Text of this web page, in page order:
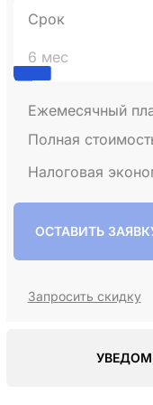
Срок
6 мес
Ежемесячный
Полная
Налоговая
ОСТАВИТЬ
Запросить скидку